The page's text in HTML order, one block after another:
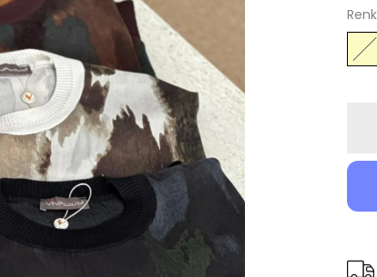
Renk